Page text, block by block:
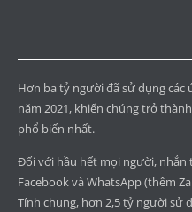
Hơn ba tỷ người đã sử dụng các
năm 2021, khiến chúng trở
phổ biến nhất.
Đối với hầu hết mọi người, nhắn
Facebook và WhatsApp (thêm
Tính chung, hơn 2,5 tỷ người sử